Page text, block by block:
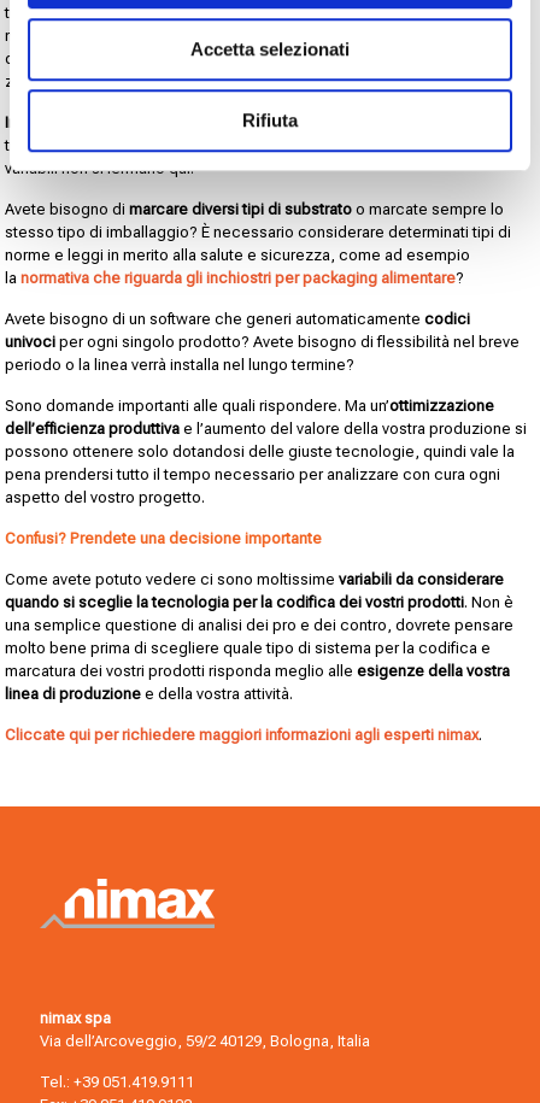
Accetta selezionati
Rifiuta
tipo di codifica che desiderate, ma per trovarla dovrete avere ben in
mente quali sono le vostre necessità. Qual è l’ambiente di produzione
della vostra linea? È richiesto un lavaggio regolare? Lavorate con sciroppi,
zucchero o olio?
Inoltre dovete considerare la velocità della linea di produzione
tipi di sistemi per la codifica e marcatura lavorano ad alta velocità e le
variabili non si fermano qui.
Avete bisogno dimarcare diversi tipi di substrato o marcate sempre lo
stesso tipo di imballaggio? È necessario considerare determinati tipi di
norme e leggi in merito alla salute e sicurezza, come ad esempio
la normativa che riguarda gli inchiostri per packaging alimentare?
Avete bisogno di un software che generi automaticamentecodici
univoci per ogni singolo prodotto? Avete bisogno di flessibilità nel breve
periodo o la linea verrà installa nel lungo termine?
Sono domande importanti alle quali rispondere. Ma un’ottimizzazione
dell’efficienza produttiva e l’aumento del valore della vostra produzione si
possono ottenere solo dotandosi delle giuste tecnologie, quindi vale la
pena prendersi tutto il tempo necessario per analizzare con cura ogni
aspetto del vostro progetto.
Confusi? Prendete una decisione importante
Come avete potuto vedere ci sono moltissimevariabili da considerare
quando si sceglie la tecnologia per la codifica dei vostri prodotti. Non è
una semplice questione di analisi dei pro e dei contro, dovrete pensare
molto bene prima di scegliere quale tipo di sistema per la codifica e
marcatura dei vostri prodotti risponda meglio alle esigenze della vostra
linea di produzione e della vostra attività.
Cliccate qui per richiedere maggiori informazioni agli esperti nimax.
nimax spa
Via dell’Arcoveggio, 59/2 40129, Bologna, Italia
Tel.: +39 051.419.9111